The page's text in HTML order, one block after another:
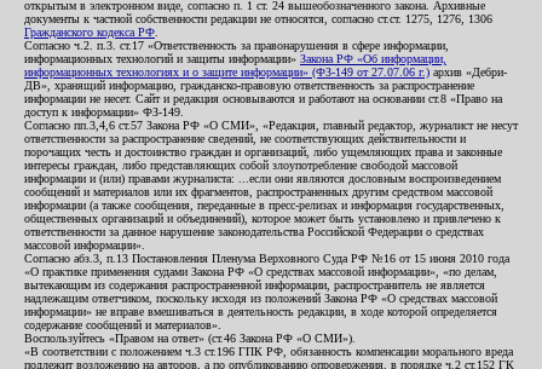
открытым в электронном виде, согласно п. 1 ст. 24 вышеобозначенного закона. Архивные
документы к частной собственности редакции не относятся, согласно ст.ст. 1275, 1276, 1306
Гражданского кодекса РФ
Согласно ч.2. п.3. ст.17 «Ответственность за правонарушения в сфере информации,
информационных технологий и защиты информации» Закона РФ «Об информации,
информационных технологиях и о защите информации» (ФЗ-149 от 27.07.06 г.) архив «Дебри-
ДВ», хранящий информацию, гражданско-правовую ответственность за распространение
информации не несет. Сайт и редакция основываются и работают на основании ст.8 «Право на
доступ к информации» ФЗ-149.
Согласно пп.3,4,6 ст.57 Закона РФ «О СМИ», «Редакция, главный редактор, журналист не несут
ответственности за распространение сведений, не соответствующих действительности и
порочащих честь и достоинство граждан и организаций, либо ущемляющих права и законные
интересы граждан, либо представляющих собой злоупотребление свободой массовой
информации и (или) правами журналиста: ...если они являются дословным воспроизведением
сообщений и материалов или их фрагментов, распространенных другим средством массовой
информации (а также сообщения, переданные в пресс-релизах и информация государственных,
общественных организаций и объединений), которое может быть установлено и привлечено к
ответственности за данное нарушение законодательства Российской Федерации о средствах
массовой информации».
Согласно абз.3, п.13 Постановления Пленума Верховного Суда РФ №16 от 15 июня 2010 года
«О практике применения судами Закона РФ «О средствах массовой информации», «по делам,
вытекающим из содержания распространенной информации, распространитель не является
надлежащим ответчиком, поскольку исходя из положений Закона РФ «О средствах массовой
информации» не вправе вмешиваться в деятельность редакции, в ходе которой определяется
содержание сообщений и материалов».
Воспользуйтесь «Правом на ответ» (ст.46 Закона РФ «О СМИ»).
«В соответствии с положением ч.3 ст.196 ГПК РФ, обязанность компенсации морального вреда
подлежит возложению на авторов, а по опубликованию опровержения, в порядке ч.2 ст.152 ГК